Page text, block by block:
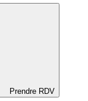
Prendre RDV